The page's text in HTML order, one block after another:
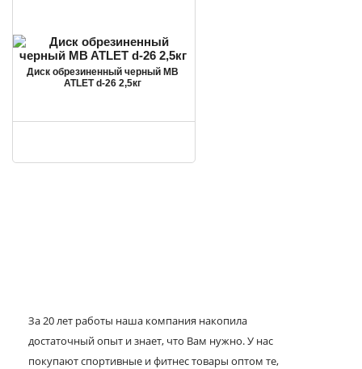
Диск обрезиненный черный MB
ATLET d-26 2,5кг
За 20 лет работы наша компания накопила
достаточный опыт и знает, что Вам нужно. У нас
покупают спортивные и фитнес товары оптом те,